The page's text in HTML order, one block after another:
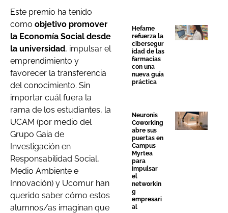
Este premio ha tenido
como objetivo promover
la Economía Social desde
la universidad, impulsar el
emprendimiento y
favorecer la transferencia
del conocimiento. Sin
importar cuál fuera la
rama de los estudiantes, la
UCAM (por medio del
Grupo Gaia de
Investigación en
Responsabilidad Social,
Medio Ambiente e
Innovación) y Ucomur han
querido saber cómo estos
alumnos/as imaginan que
Hefame
refuerza la
cibersegur
idad de las
farmacias
con una
nueva guía
práctica
Neuronis
Coworking
abre sus
puertas en
Campus
Myrtea
para
impulsar
el
networkin
g
empresari
al